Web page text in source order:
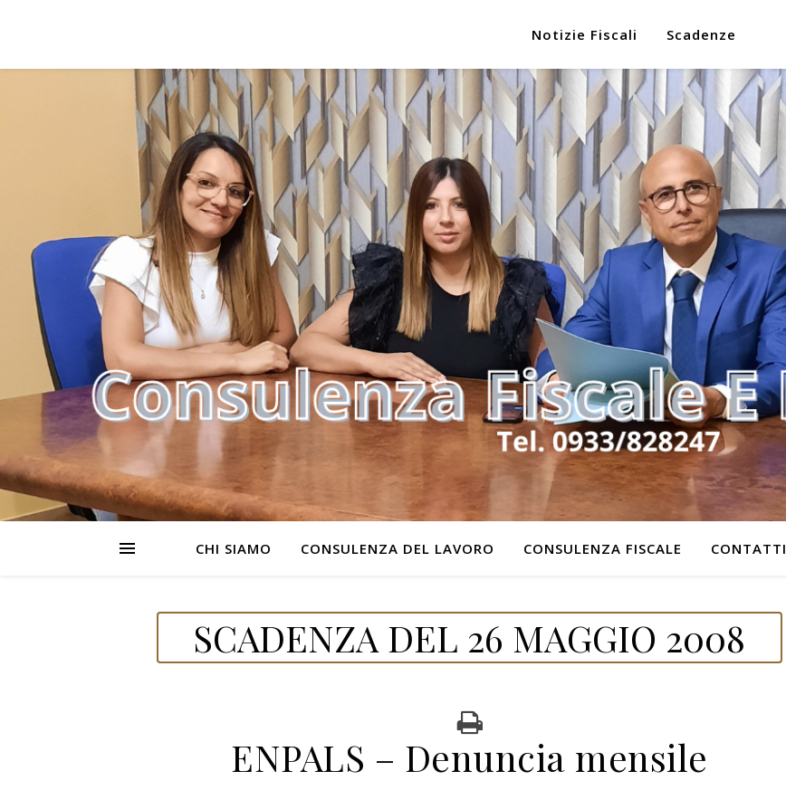
Notizie Fiscali Scadenze
CHI SIAMO CONSULENZA DEL LAVORO CONSULENZA FISCALE CONTATTI
SCADENZA DEL 26 MAGGIO 2008
ENPALS – Denuncia mensile